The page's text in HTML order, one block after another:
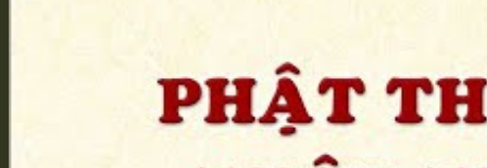
Học Tập Sư Thừa
Đồng Tham Đạo Hữu